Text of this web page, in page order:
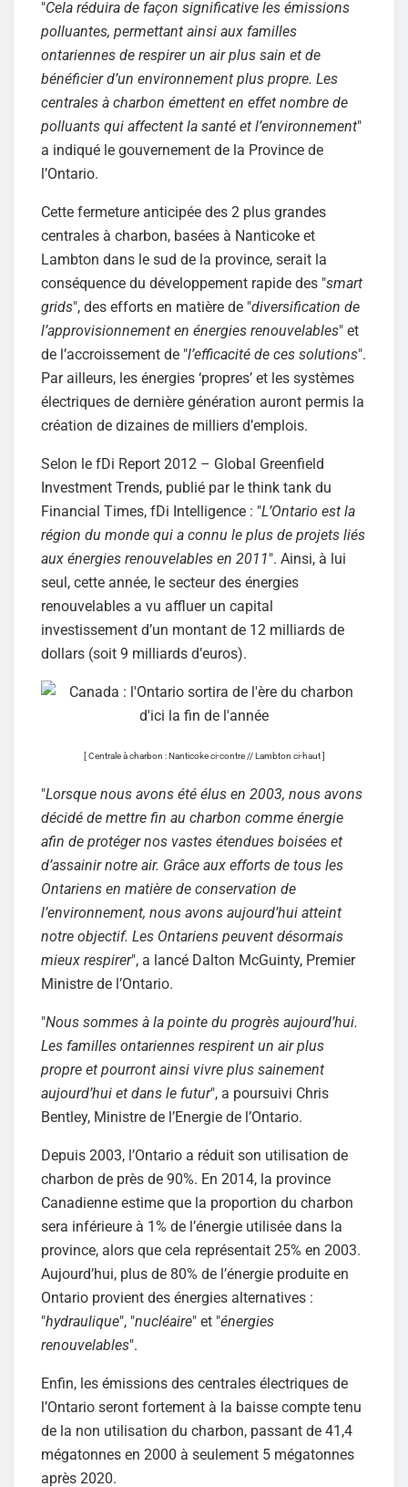
"Cela réduira de façon significative les émissions
polluantes, permettant ainsi aux familles
ontariennes de respirer un air plus sain et de
bénéficier d’un environnement plus propre. Les
centrales à charbon émettent en effet nombre de
polluants qui affectent la santé et l’environnement"
a indiqué le gouvernement de la Province de
l’Ontario.
Cette fermeture anticipée des 2 plus grandes
centrales à charbon, basées à Nanticoke et
Lambton dans le sud de la province, serait la
conséquence du développement rapide des "smart
grids", des efforts en matière de "diversification de
l’approvisionnement en énergies renouvelables" et
de l’accroissement de "l’efficacité de ces solutions".
Par ailleurs, les énergies ‘propres’ et les systèmes
électriques de dernière génération auront permis la
création de dizaines de milliers d’emplois.
Selon le fDi Report 2012 – Global Greenfield
Investment Trends, publié par le think tank du
Financial Times, fDi Intelligence : "L’Ontario est la
région du monde qui a connu le plus de projets liés
aux énergies renouvelables en 2011". Ainsi, à lui
seul, cette année, le secteur des énergies
renouvelables a vu affluer un capital
investissement d’un montant de 12 milliards de
dollars (soit 9 milliards d’euros).
[ Centrale à charbon : Nanticoke ci-contre // Lambton ci-haut]
"Lorsque nous avons été élus en 2003, nous avons
décidé de mettre fin au charbon comme énergie
afin de protéger nos vastes étendues boisées et
d’assainir notre air. Grâce aux efforts de tous les
Ontariens en matière de conservation de
l’environnement, nous avons aujourd’hui atteint
notre objectif. Les Ontariens peuvent désormais
mieux respirer", a lancé Dalton McGuinty, Premier
Ministre de l’Ontario.
"Nous sommes à la pointe du progrès aujourd’hui.
Les familles ontariennes respirent un air plus
propre et pourront ainsi vivre plus sainement
aujourd’hui et dans le futur", a poursuivi Chris
Bentley, Ministre de l’Energie de l’Ontario.
Depuis 2003, l’Ontario a réduit son utilisation de
charbon de près de 90%. En 2014, la province
Canadienne estime que la proportion du charbon
sera inférieure à 1% de l’énergie utilisée dans la
province, alors que cela représentait 25% en 2003.
Aujourd’hui, plus de 80% de l’énergie produite en
Ontario provient des énergies alternatives :
"hydraulique", "nucléaire" et "énergies
renouvelables".
Enfin, les émissions des centrales électriques de
l’Ontario seront fortement à la baisse compte tenu
de la non utilisation du charbon, passant de 41,4
mégatonnes en 2000 à seulement 5 mégatonnes
après 2020.